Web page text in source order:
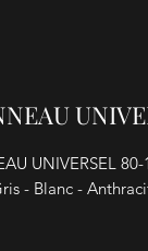
UNIVERSEL
- Blanc -